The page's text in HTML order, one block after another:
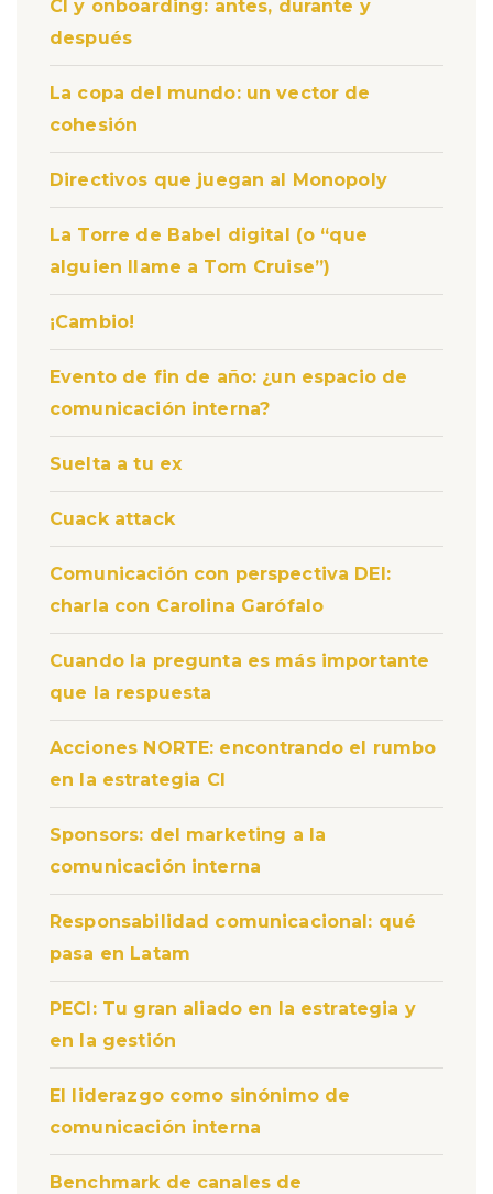
CI y onboarding: antes, durante y
después
La copa del mundo: un vector de
cohesión
Directivos que juegan al Monopoly
La Torre de Babel digital (o “que
alguien llame a Tom Cruise”)
¡Cambio!
Evento de fin de año: ¿un espacio de
comunicación interna?
Suelta a tu ex
Cuack attack
Comunicación con perspectiva DEI:
charla con Carolina Garófalo
Cuando la pregunta es más importante
que la respuesta
Acciones NORTE: encontrando el rumbo
en la estrategia CI
Sponsors: del marketing a la
comunicación interna
Responsabilidad comunicacional: qué
pasa en Latam
PECI: Tu gran aliado en la estrategia y
en la gestión
El liderazgo como sinónimo de
comunicación interna
Benchmark de canales de